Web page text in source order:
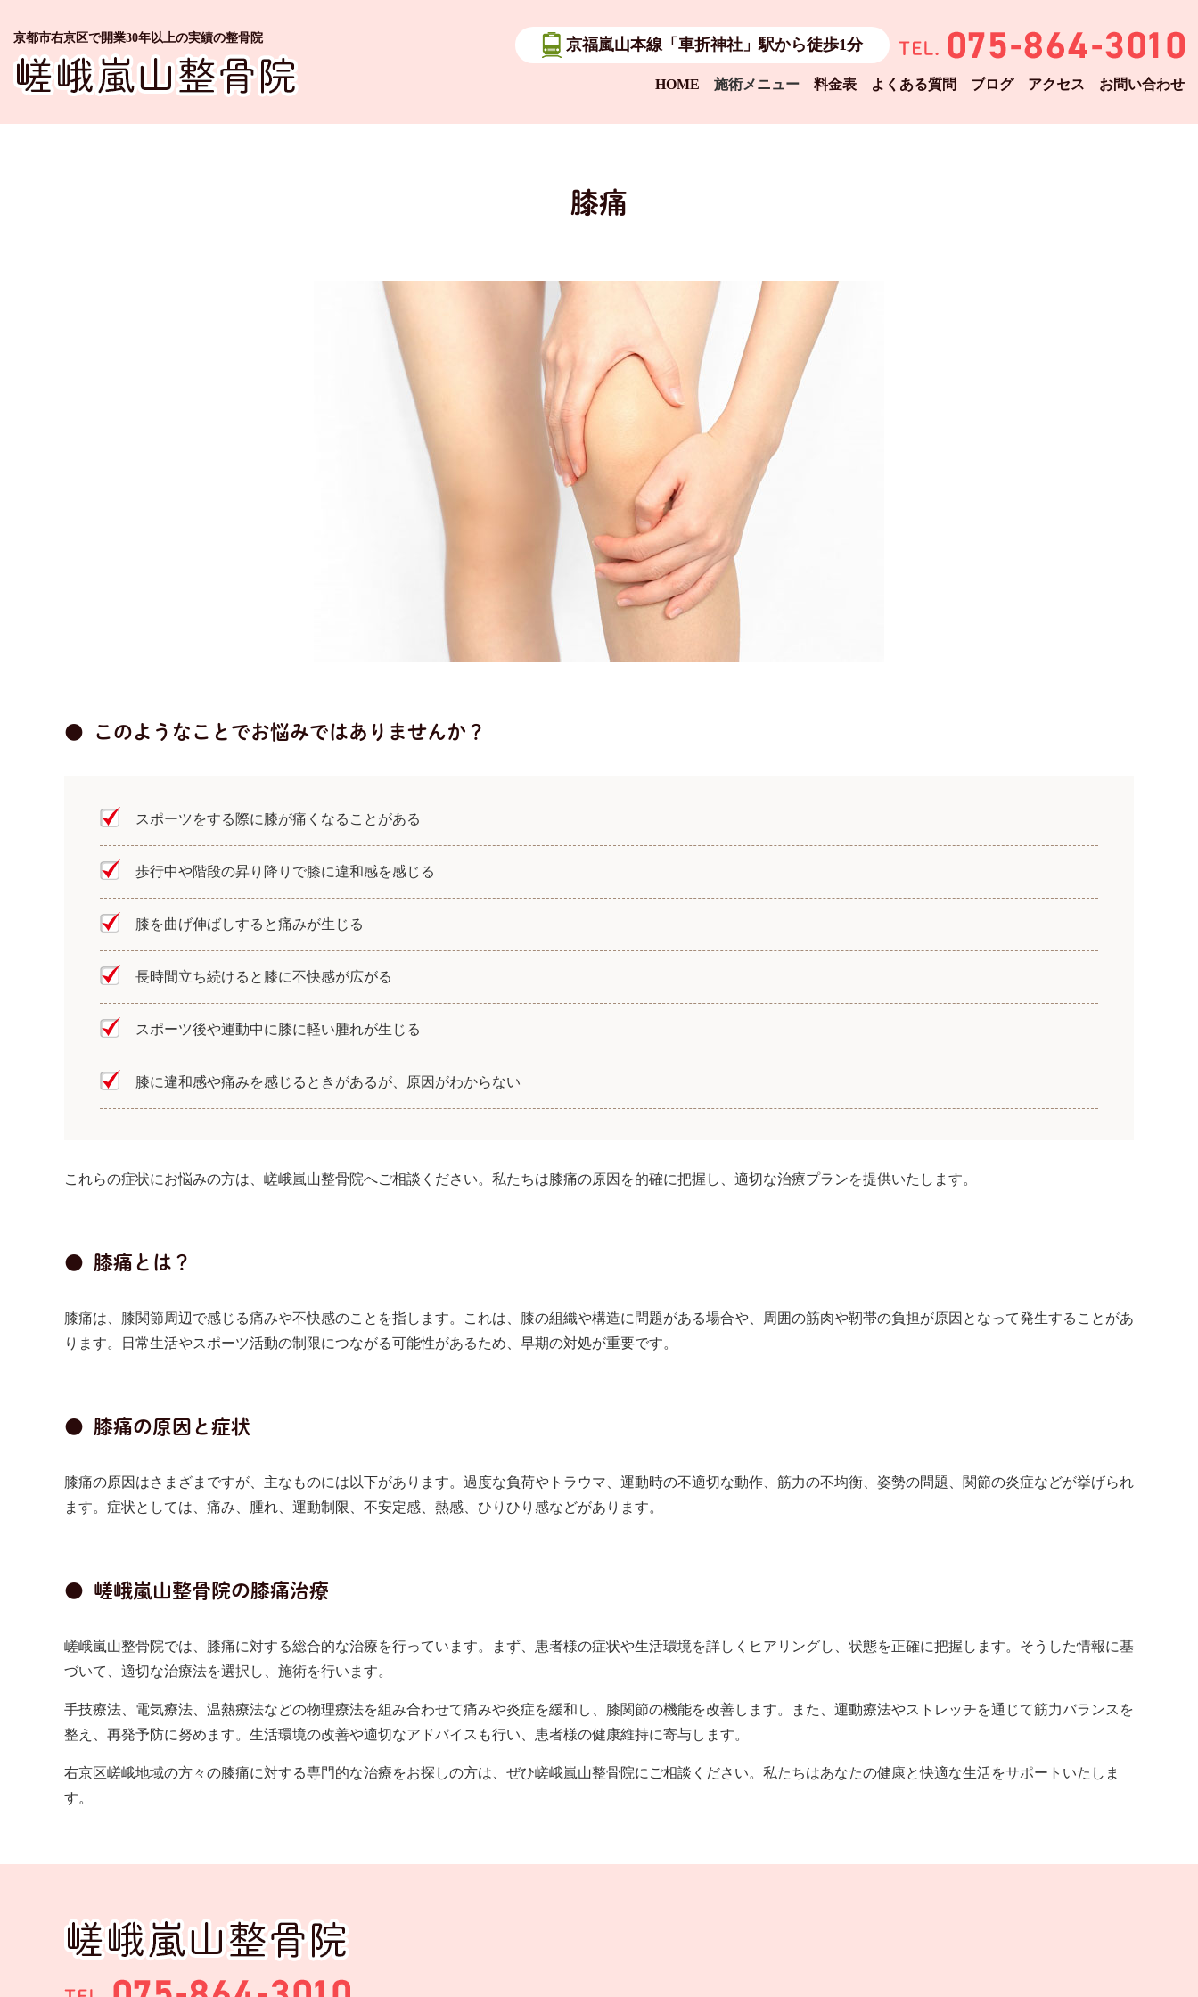
京都市右京区で開業30年以上の実績の整骨院 京福嵐山本線「車折神社」駅から徒歩1分
HOME 施術メニュー 料金表 よくある質問 ブログ アクセス お問い合わせ
膝痛
このようなことでお悩みではありませんか？
スポーツをする際に膝が痛くなることがある
歩行中や階段の昇り降りで膝に違和感を感じる
膝を曲げ伸ばしすると痛みが生じる
長時間立ち続けると膝に不快感が広がる
スポーツ後や運動中に膝に軽い腫れが生じる
膝に違和感や痛みを感じるときがあるが、原因がわからない
これらの症状にお悩みの方は、嵯峨嵐山整骨院へご相談ください。私たちは膝痛の原因を的確に把握し、適切な治療プランを提供いたします。
膝痛とは？
膝痛は、膝関節周辺で感じる痛みや不快感のことを指します。これは、膝の組織や構造に問題がある場合や、周囲の筋肉や靭帯の負担が原因となって発生することがあ
ります。日常生活やスポーツ活動の制限につながる可能性があるため、早期の対処が重要です。
膝痛の原因と症状
膝痛の原因はさまざまですが、主なものには以下があります。過度な負荷やトラウマ、運動時の不適切な動作、筋力の不均衡、姿勢の問題、関節の炎症などが挙げられ
ます。症状としては、痛み、腫れ、運動制限、不安定感、熱感、ひりひり感などがあります。
嵯峨嵐山整骨院の膝痛治療
嵯峨嵐山整骨院では、膝痛に対する総合的な治療を行っています。まず、患者様の症状や生活環境を詳しくヒアリングし、状態を正確に把握します。そうした情報に基
づいて、適切な治療法を選択し、施術を行います。
手技療法、電気療法、温熱療法などの物理療法を組み合わせて痛みや炎症を緩和し、膝関節の機能を改善します。また、運動療法やストレッチを通じて筋力バランスを
整え、再発予防に努めます。生活環境の改善や適切なアドバイスも行い、患者様の健康維持に寄与します。
右京区嵯峨地域の方々の膝痛に対する専門的な治療をお探しの方は、ぜひ嵯峨嵐山整骨院にご相談ください。私たちはあなたの健康と快適な生活をサポートいたしま
す。